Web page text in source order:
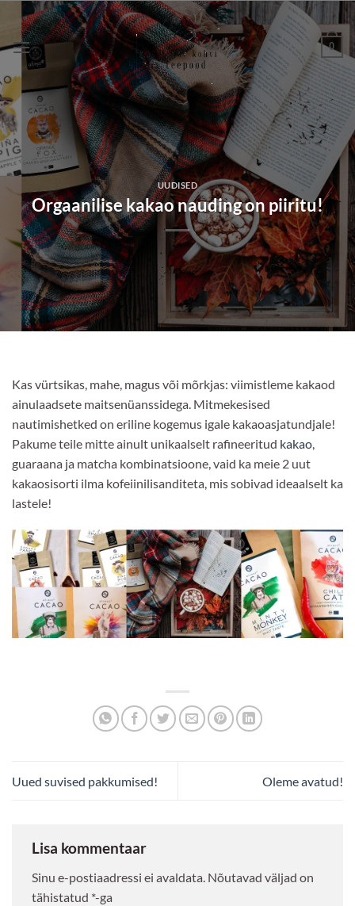
content
0
UUDISED
Orgaanilise kakao nauding on piiritu!
Kas vürtsikas, mahe, magus või mõrkjas: viimistleme kakaod
ainulaadsete maitsenüanssidega. Mitmekesised
nautimishetked on eriline kogemus igale kakaoasjatundjale!
Pakume teile mitte ainult unikaalselt rafineeritud kakao,
guaraana ja matcha kombinatsioone, vaid ka meie 2 uut
kakaosisorti ilma kofeiinilisanditeta, mis sobivad ideaalselt ka
lastele!
Uued suvised pakkumised! Oleme avatud!
Lisa kommentaar
Sinu e-postiaadressi ei avaldata. Nõutavad väljad on
tähistatud *-ga